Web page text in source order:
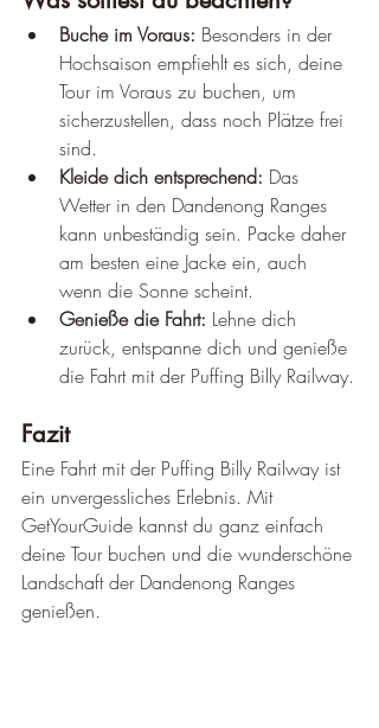
Buche im Voraus: Besonders in der
Hochsaison empfiehlt es sich, deine
Tour im Voraus zu buchen, um
sicherzustellen, dass noch Plätze frei
sind.
Kleide dich entsprechend: Das
Wetter in den Dandenong Ranges
kann unbeständig sein. Packe daher
am besten eine Jacke ein, auch
wenn die Sonne scheint.
Genieße die Fahrt: Lehne dich
zurück, entspanne dich und genieße
die Fahrt mit der Puffing Billy Railway.
Fazit
Eine Fahrt mit der Puffing Billy Railway ist
ein unvergessliches Erlebnis. Mit
GetYourGuide kannst du ganz einfach
deine Tour buchen und die wunderschöne
Landschaft der Dandenong Ranges
genießen.